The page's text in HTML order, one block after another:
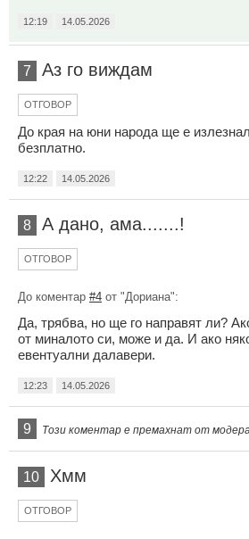
12:19 14.05.2026
7 Аз го виждам
ОТГОВОР
До края на юни народа ще е
безплатно.
12:22 14.05.2026
8 А дано, ама.......!
ОТГОВОР
До коментар #4 от "Дориана":
Да, трябва, но ще го направят ли?
от миналото си, може и да. И ако
евентуални далавери.
12:23 14.05.2026
9 Този коментар е премахнат от
10 Хмм
ОТГОВОР